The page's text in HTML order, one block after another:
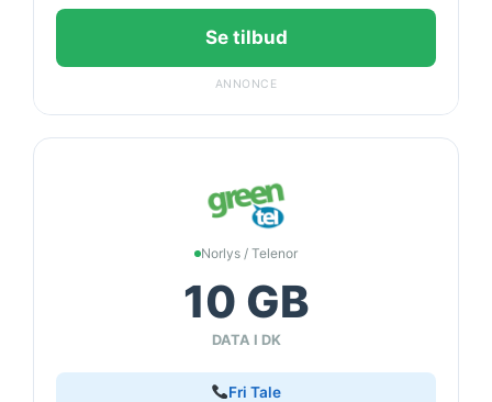
Se tilbud
ANNONCE
Norlys / Telenor
10 GB
DATA I DK
Fri Tale